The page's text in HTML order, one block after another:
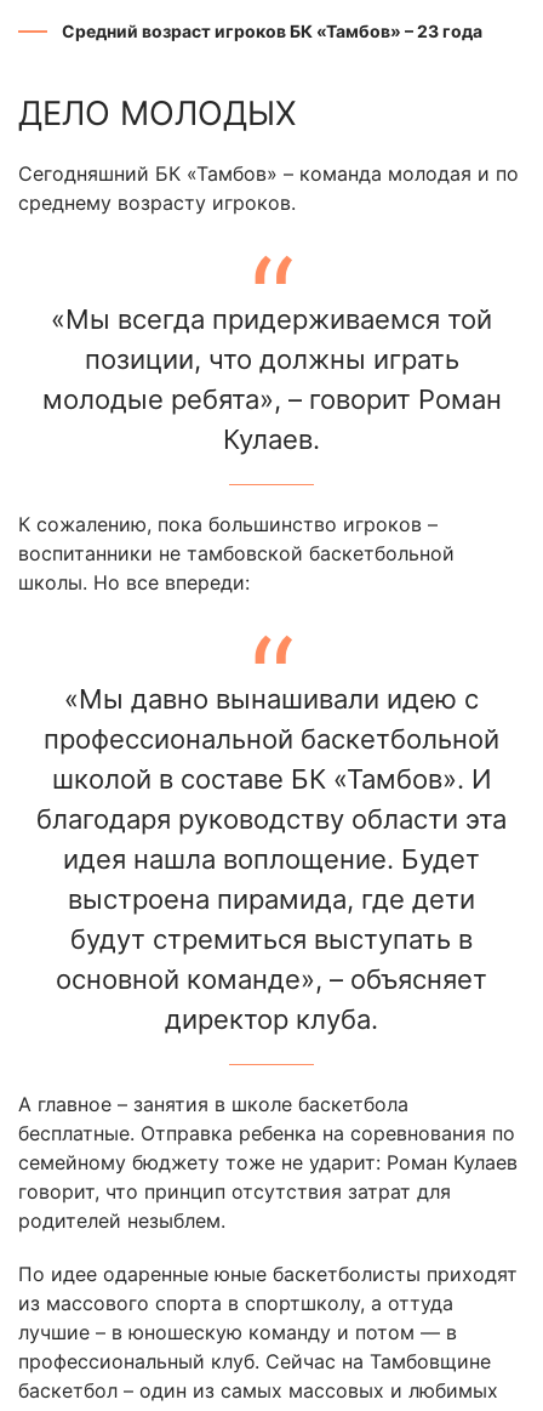
Средний возраст игроков БК «Тамбов» – 23 года
ДЕЛО МОЛОДЫХ
Сегодняшний БК «Тамбов» – команда молодая и по
среднему возрасту игроков.
«Мы всегда придерживаемся той
позиции, что должны играть
молодые ребята», – говорит Роман
Кулаев.
К сожалению, пока большинство игроков –
воспитанники не тамбовской баскетбольной
школы. Но все впереди:
«Мы давно вынашивали идею с
профессиональной баскетбольной
школой в составе БК «Тамбов». И
благодаря руководству области эта
идея нашла воплощение. Будет
выстроена пирамида, где дети
будут стремиться выступать в
основной команде», – объясняет
директор клуба.
А главное – занятия в школе баскетбола
бесплатные. Отправка ребенка на соревнования по
семейному бюджету тоже не ударит: Роман Кулаев
говорит, что принцип отсутствия затрат для
родителей незыблем.
По идее одаренные юные баскетболисты приходят
из массового спорта в спортшколу, а оттуда
лучшие – в юношескую команду и потом — в
профессиональный клуб. Сейчас на Тамбовщине
баскетбол – один из самых массовых и любимых